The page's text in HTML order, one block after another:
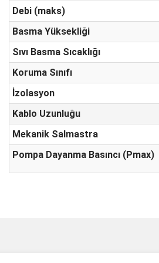
Debi (maks)
Basma Yüksekliği
Sıvı Basma Sıcaklığı
Koruma Sınıfı
İzolasyon
Kablo Uzunluğu
Mekanik Salmastra
Pompa Dayanma Basıncı (Pmax)